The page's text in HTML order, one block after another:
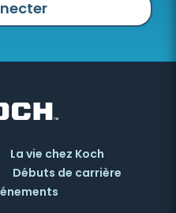
La vie chez Koch
Débuts de carrière